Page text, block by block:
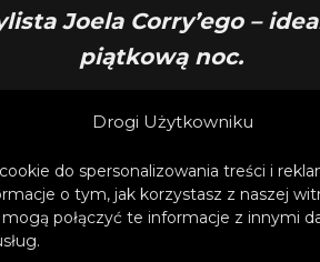
Drogi Użytkowniku
do spersonalizowania treści i
o tym, jak korzystasz z naszej
połączyć te informacje z innymi
Joela Corry’ego –
piątkową noc.
– opowiada Joel Corry.